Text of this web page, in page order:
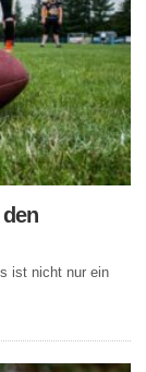
ist nicht nur ein